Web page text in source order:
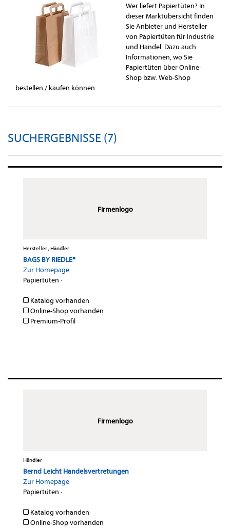
Wer liefert Papiertüten? In
dieser Marktübersicht finden
Sie Anbieter und Hersteller
von Papiertüten für Industrie
und Handel. Dazu auch
Informationen, wo Sie
Papiertüten über Online-
Shop bzw. Web-Shop
bestellen / kaufen können.
SUCHERGEBNISSE (7)
Firmenlogo
Hersteller , Händler
BAGS BY RIEDLE®
Zur Homepage
Papiertüten ·
Katalog vorhanden
Online-Shop vorhanden
Premium-Profil
Firmenlogo
Händler
Bernd Leicht Handelsvertretungen
Zur Homepage
Papiertüten ·
Katalog vorhanden
Online-Shop vorhanden